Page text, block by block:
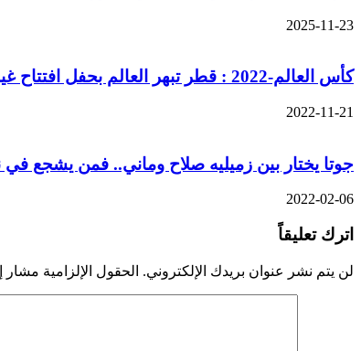
2025-11-23
كأس العالم-2022 : قطر تبهر العالم بحفل افتتاح غير مسبوق
2022-11-21
جوتا يختار بين زميليه صلاح وماني.. فمن يشجع
2022-02-06
اترك تعليقاً
لن يتم نشر عنوان بريدك الإلكتروني. الحقول الإلزامية مشار